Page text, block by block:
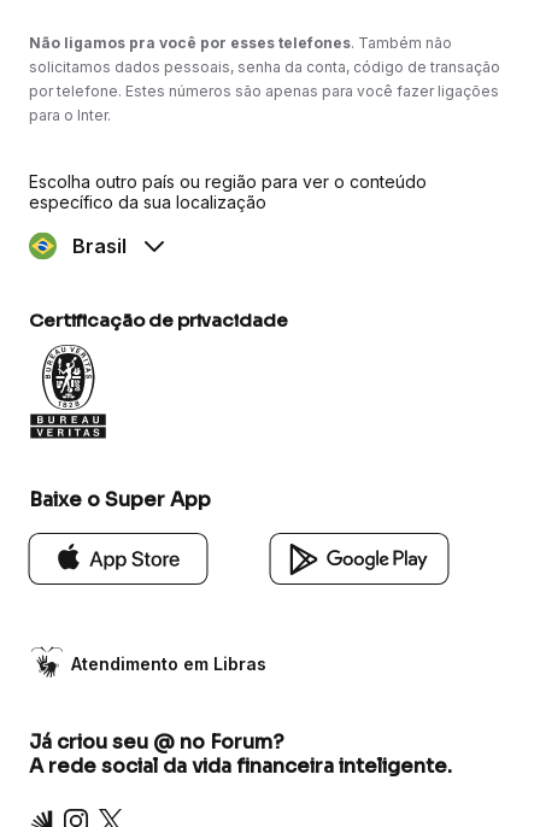
Não ligamos pra você por esses telefones. Também não
solicitamos dados pessoais, senha da conta, código de transação
por telefone. Estes números são apenas para você fazer ligações
para o Inter.
Escolha outro país ou região para ver o conteúdo
específico da sua localização
Brasil
Certificação de privacidade
Baixe o Super App
Atendimento em Libras
Já criou seu @ no Forum?
A rede social da vida financeira inteligente.
Inter Instagram
X